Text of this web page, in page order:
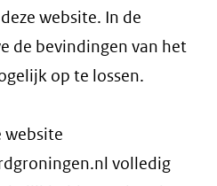
website. In de
de bevindingen van het
op te lossen.
website
volledig